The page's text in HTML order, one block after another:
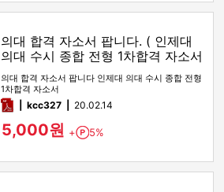
의대 합격 자소서 팝니다. ( 인제대
의대 수시 종합 전형 1차합격 자소서
팝니다)
의대 합격 자소서 팝니다 인제대 의대 수시 종합 전형
1차합격 자소서
pdfkcc327 20.02.14
5,000원 + Point
5%